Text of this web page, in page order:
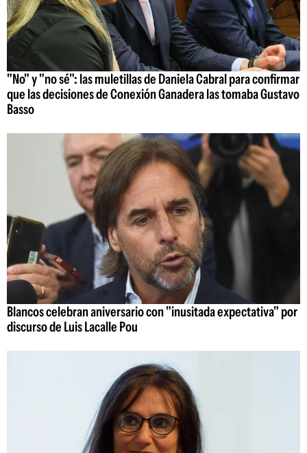
"No" y "no sé": las muletillas de Daniela Cabral para confirmar
que las decisiones de Conexión Ganadera las tomaba Gustavo
Basso
Blancos celebran aniversario con "inusitada expectativa" por
discurso de Luis Lacalle Pou